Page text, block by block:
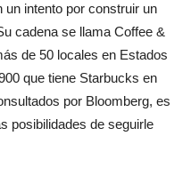
intento por construir un
cadena se llama Coffee &
de 50 locales en Estados
que tiene Starbucks en
por Bloomberg, es
posibilidades de seguirle